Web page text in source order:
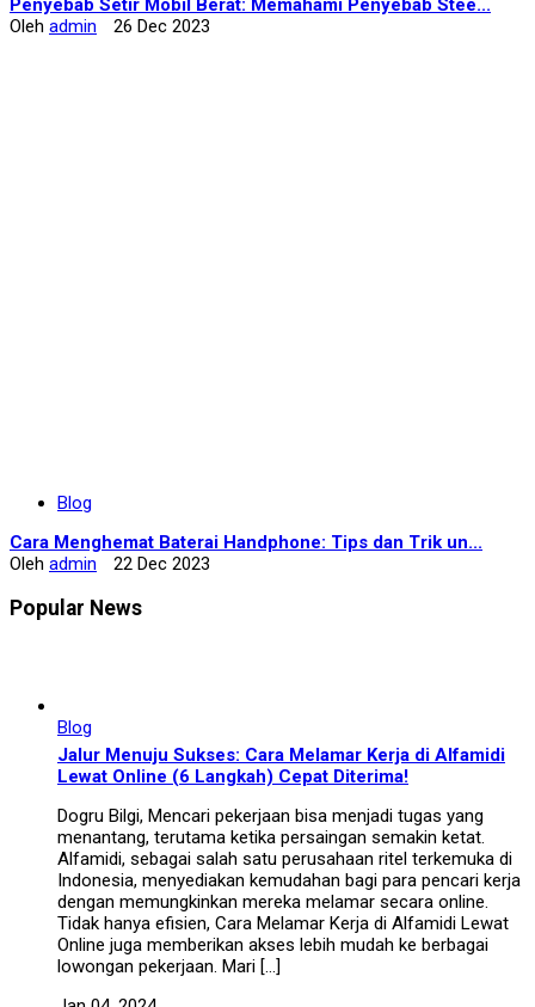
Penyebab Setir Mobil Berat: Memahami Penyebab Stee...
Oleh admin 26 Dec 2023
Blog
Cara Menghemat Baterai Handphone: Tips dan Trik un...
Oleh admin 22 Dec 2023
Popular News
Blog
Jalur Menuju Sukses: Cara Melamar Kerja di Alfamidi
Lewat Online (6 Langkah) Cepat Diterima!
Dogru Bilgi, Mencari pekerjaan bisa menjadi tugas yang
menantang, terutama ketika persaingan semakin ketat.
Alfamidi, sebagai salah satu perusahaan ritel terkemuka di
Indonesia, menyediakan kemudahan bagi para pencari kerja
dengan memungkinkan mereka melamar secara online.
Tidak hanya efisien, Cara Melamar Kerja di Alfamidi Lewat
Online juga memberikan akses lebih mudah ke berbagai
lowongan pekerjaan. Mari […]